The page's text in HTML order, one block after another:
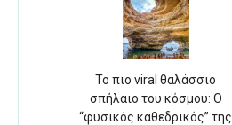
Το πιο viral θαλάσσιο
σπήλαιο του κόσμου: Ο
“φυσικός καθεδρικός” της